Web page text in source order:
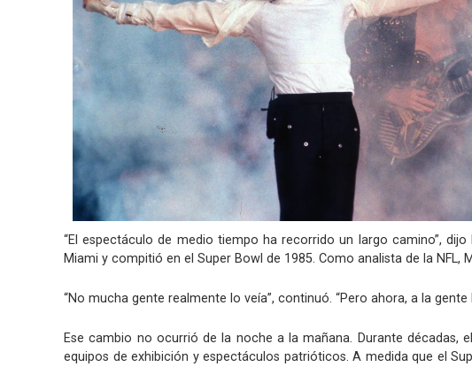
“El espectáculo de medio tiempo ha recorrido un largo camino”,
Miami y compitió en el Super Bowl de 1985. Como analista de la
“No mucha gente realmente lo veía”, continuó. “Pero ahora, a la
Ese cambio no ocurrió de la noche a la mañana. Durante
equipos de exhibición y espectáculos patrióticos. A medida que el